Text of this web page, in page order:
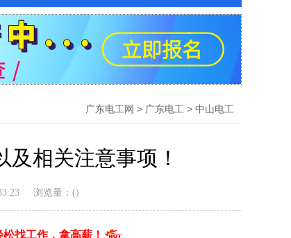
广东电工网 > 广东电工 > 中山电工
相关注意事项！
浏览量：()
找工作，拿高薪！